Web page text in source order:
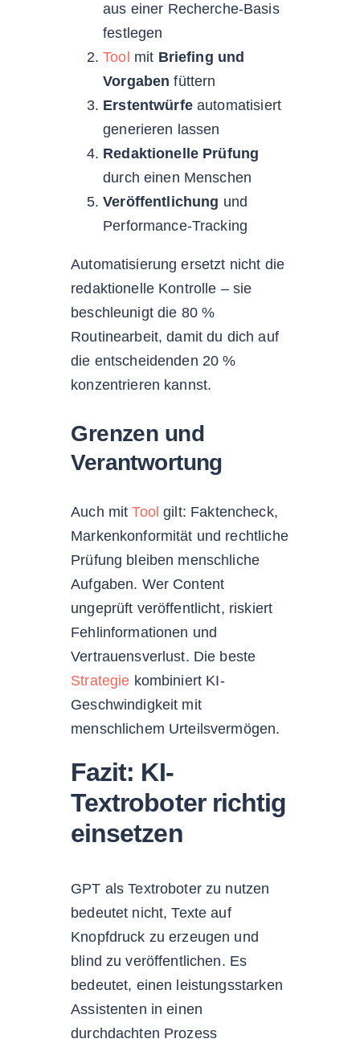
aus einer Recherche-Basis
festlegen
Tool mit Briefing und
Vorgaben füttern
Erstentwürfeautomatisiert
generieren lassen
Redaktionelle Prüfung
durch einen Menschen
Veröffentlichung und
Performance-Tracking
Automatisierung ersetzt nicht die
redaktionelle Kontrolle – sie
beschleunigt die 80 %
Routinearbeit, damit du dich auf
die entscheidenden 20 %
konzentrieren kannst.
Grenzen und
Verantwortung
Auch mitTool gilt: Faktencheck,
Markenkonformität und rechtliche
Prüfung bleiben menschliche
Aufgaben. Wer Content
ungeprüft veröffentlicht, riskiert
Fehlinformationen und
Vertrauensverlust. Die beste
Strategie kombiniert KI-
Geschwindigkeit mit
menschlichem Urteilsvermögen.
Fazit: KI-
Textroboter richtig
einsetzen
GPT als Textroboter zu nutzen
bedeutet nicht, Texte auf
Knopfdruck zu erzeugen und
blind zu veröffentlichen. Es
bedeutet, einen leistungsstarken
Assistenten in einen
durchdachten Prozess